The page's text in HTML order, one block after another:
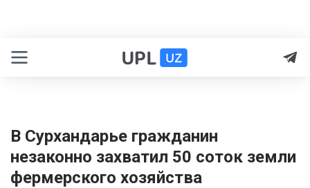
В Сурхандарье гражданин
незаконно захватил 50 соток земли
фермерского хозяйства